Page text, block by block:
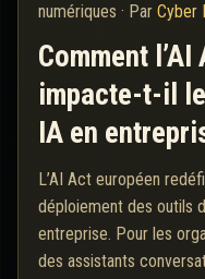
numériques · Par Cyber
Comment
impacte-t-il
IA en
L’AI Act européen
déploiement des outils
entreprise. Pour les
des assistants